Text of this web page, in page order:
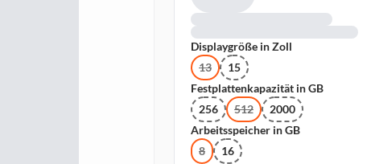
Displaygröße in Zoll
13
15
Festplattenkapazität in GB
256
512
2000
Arbeitsspeicher in GB
8
16